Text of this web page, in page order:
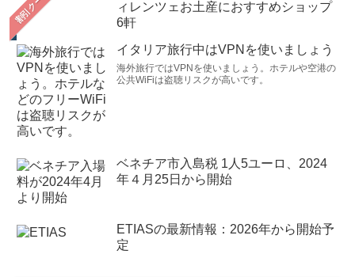
ィレンツェお土産におすすめショップ
6軒
イタリア旅行中はVPNを使いましょう
海外旅行ではVPNを使いましょう。ホテルや空港の
公共WiFiは盗聴リスクが高いです。
ベネチア市入島税 1人5ユーロ、2024
年４月25日から開始
ETIASの最新情報：2026年から開始予
定